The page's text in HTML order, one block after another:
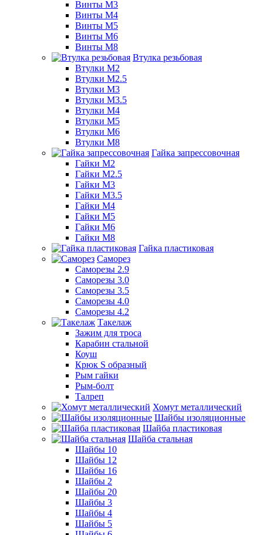
Винты М3
Винты М4
Винты М5
Винты М6
Винты М8
Втулка резьбовая
Втулки М2
Втулки М2.5
Втулки М3
Втулки М3.5
Втулки М4
Втулки М5
Втулки М6
Втулки М8
Гайка запрессовочная
Гайки М2
Гайки М2.5
Гайки М3
Гайки М3.5
Гайки М4
Гайки М5
Гайки М6
Гайки М8
Гайка пластиковая
Саморез
Саморезы 2.9
Саморезы 3.0
Саморезы 3.5
Саморезы 4.0
Саморезы 4.2
Такелаж
Зажим для троса
Карабин стальной
Коуш
Крюк S образный
Рым гайки
Рым-болт
Талреп
Хомут металлический
Шайбы изоляционные
Шайба пластиковая
Шайба стальная
Шайбы 10
Шайбы 12
Шайбы 16
Шайбы 2
Шайбы 20
Шайбы 3
Шайбы 4
Шайбы 5